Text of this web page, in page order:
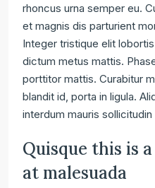
rhoncus urna semper eu.
et magnis dis parturient
Integer tristique elit
dictum metus mattis.
porttitor mattis. Curabitur
blandit id, porta in ligula.
interdum mauris sollicitudin
Quisque this is
at malesuada